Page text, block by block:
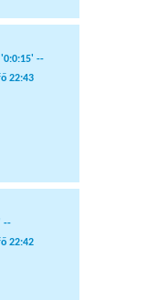
--
22:43
--
22:42